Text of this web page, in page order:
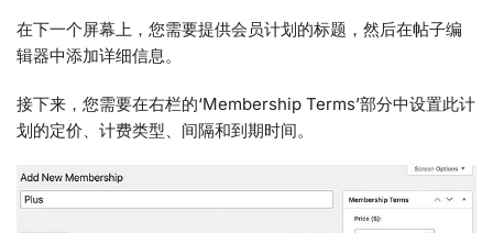
在下一个屏幕上，您需要提供会员计划的标题，然后在帖子编
辑器中添加详细信息。
接下来，您需要在右栏的‘Membership Terms’部分中设置此计
划的定价、计费类型、间隔和到期时间。